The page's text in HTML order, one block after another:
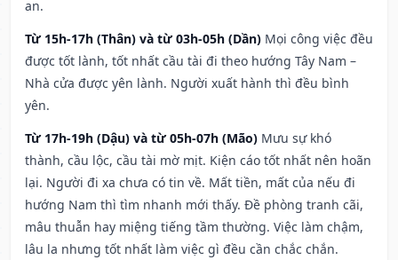
an.
Từ 15h-17h (Thân) và từ 03h-05h (Dần) Mọi công việc đều
được tốt lành, tốt nhất cầu tài đi theo hướng Tây Nam –
Nhà cửa được yên lành. Người xuất hành thì đều bình
yên.
Từ 17h-19h (Dậu) và từ 05h-07h (Mão) Mưu sự khó
thành, cầu lộc, cầu tài mờ mịt. Kiện cáo tốt nhất nên hoãn
lại. Người đi xa chưa có tin về. Mất tiền, mất của nếu đi
hướng Nam thì tìm nhanh mới thấy. Đề phòng tranh cãi,
mâu thuẫn hay miệng tiếng tầm thường. Việc làm chậm,
lâu la nhưng tốt nhất làm việc gì đều cần chắc chắn.